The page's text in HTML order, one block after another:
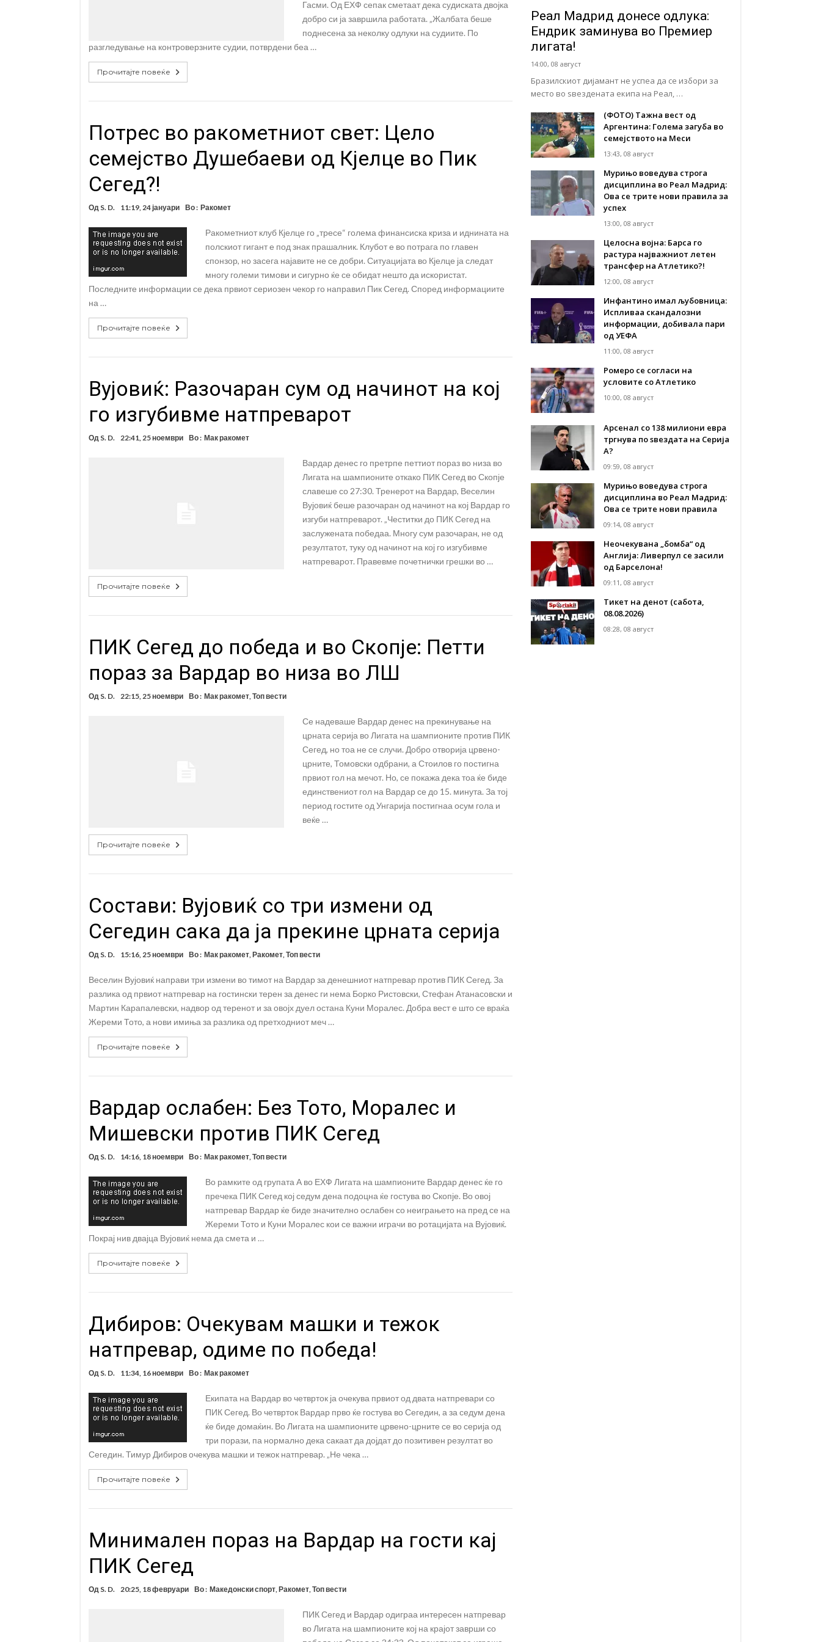
Гасми. Од ЕХФ сепак сметаат дека судиската двојка
добро си ја завршила работата. „Жалбата беше
поднесена за неколку одлуки на судиите. По
разгледување на контроверзните судии, потврдени беа …
Прочитајте повеќе
Потрес во ракометниот свет: Цело
семејство Душебаеви од Кјелце во Пик
Сегед?!
Од S. D. 11:19, 24 јануари Во : Ракомет
Ракометниот клуб Кјелце го „тресе“ голема финансиска криза и иднината на
полскиот гигант е под знак прашалник. Клубот е во потрага по главен
спонзор, но засега најавите не се добри. Ситуацијата во Кјелце ја следат
многу големи тимови и сигурно ќе се обидат нешто да искористат.
Последните информации се дека првиот сериозен чекор го направил Пик Сегед. Според информациите
на …
Прочитајте повеќе
Вујовиќ: Разочаран сум од начинот на кој
го изгубивме натпреварот
Од S. D. 22:41, 25 ноември Во : Мак ракомет
Вардар денес го претрпе петтиот пораз во низа во
Лигата на шампионите откако ПИК Сегед во Скопје
славеше со 27:30. Тренерот на Вардар, Веселин
Вујовиќ беше разочаран од начинот на кој Вардар го
изгуби натпреварот. „Честитки до ПИК Сегед на
заслужената победаа. Многу сум разочаран, не од
резултатот, туку од начинот на кој го изгубивме
натпреварот. Правевме почетнички грешки во …
Прочитајте повеќе
ПИК Сегед до победа и во Скопје: Петти
пораз за Вардар во низа во ЛШ
Од S. D. 22:15, 25 ноември Во : Мак ракомет, Топ вести
Се надеваше Вардар денес на прекинување на
црната серија во Лигата на шампионите против ПИК
Сегед, но тоа не се случи. Добро отворија црвено-
црните, Томовски одбрани, а Стоилов го постигна
првиот гол на мечот. Но, се покажа дека тоа ќе биде
единствениот гол на Вардар се до 15. минута. За тој
период гостите од Унгарија постигнаа осум гола и
веќе …
Прочитајте повеќе
Состави: Вујовиќ со три измени од
Сегедин сака да ја прекине црната серија
Од S. D. 15:16, 25 ноември Во : Мак ракомет, Ракомет, Топ вести
Веселин Вујовиќ направи три измени во тимот на Вардар за денешниот натпревар против ПИК Сегед. За
разлика од првиот натпревар на гостински терен за денес ги нема Борко Ристовски, Стефан Атанасовски и
Мартин Карапалевски, надвор од теренот и за овојх дуел остана Куни Моралес. Добра вест е што се враќа
Жереми Тото, а нови имиња за разлика од претходниот меч …
Прочитајте повеќе
Вардар ослабен: Без Тото, Моралес и
Мишевски против ПИК Сегед
Од S. D. 14:16, 18 ноември Во : Мак ракомет, Топ вести
Во рамките од групата А во ЕХФ Лигата на шампионите Вардар денес ќе го
пречека ПИК Сегед кој седум дена подоцна ќе гостува во Скопје. Во овој
натпревар Вардар ќе биде значително ослабен со неиграњето на пред се на
Жереми Тото и Куни Моралес кои се важни играчи во ротацијата на Вујовиќ.
Покрај нив двајца Вујовиќ нема да смета и …
Прочитајте повеќе
Дибиров: Очекувам машки и тежок
натпревар, одиме по победа!
Од S. D. 11:34, 16 ноември Во : Мак ракомет
Екипата на Вардар во четврток ја очекува првиот од двата натпревари со
ПИК Сегед. Во четврток Вардар прво ќе гостува во Сегедин, а за седум дена
ќе биде домаќин. Во Лигата на шампионите црвено-црните се во серија од
три порази, па нормално дека сакаат да дојдат до позитивен резултат во
Сегедин. Тимур Дибиров очекува машки и тежок натпревар. „Не чека …
Прочитајте повеќе
Минимален пораз на Вардар на гости кај
ПИК Сегед
Од S. D. 20:25, 18 февруари Во : Македонски спорт, Ракомет, Топ вести
ПИК Сегед и Вардар одиграа интересен натпревар
во Лигата на шампионите кој на крајот заврши со
Реал Мадрид донесе одлука:
Eндрик заминува во Премиер
лигата!
14:00, 08 август
Бразилскиот дијамант не успеа да се избори за
место во ѕвездената екипа на Реал, …
(ФОТО) Тажна вест од
Аргентина: Голема загуба во
семејството на Меси
13:43, 08 август
Мурињо воведува строга
дисциплина во Реал Мадрид:
Ова се трите нови правила за
успех
13:00, 08 август
Целосна војна: Барса го
растура најважниот летен
трансфер на Атлетико?!
12:00, 08 август
Инфантино имал љубовница:
Испливаа скандалозни
информации, добивала пари
од УЕФА
11:00, 08 август
Ромеро се согласи на
условите со Атлетико
10:00, 08 август
Арсенал со 138 милиони евра
тргнува по ѕвездата на Серија
А?
09:59, 08 август
Мурињо воведува строга
дисциплина во Реал Мадрид:
Ова се трите нови правила
09:14, 08 август
Неочекувана „бомба“ од
Англија: Ливерпул се засили
од Барселона!
09:11, 08 август
Тикет на денот (сабота,
08.08.2026)
08:28, 08 август